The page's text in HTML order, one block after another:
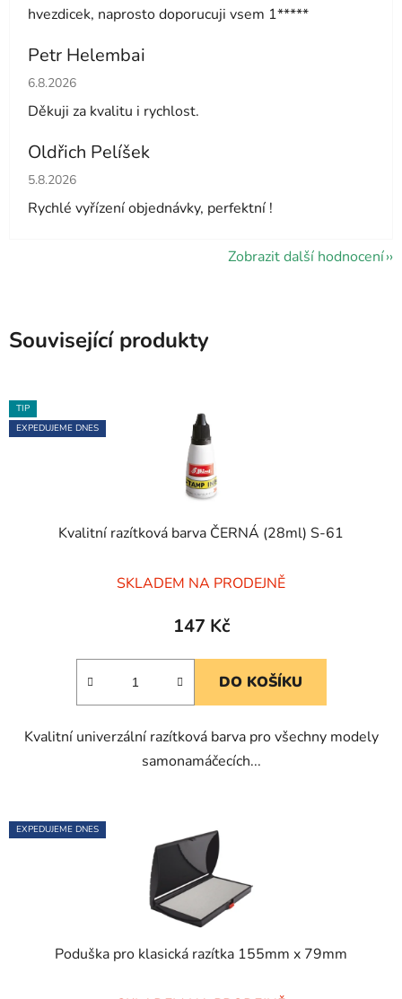
hvezdicek, naprosto doporucuji vsem 1*****
Petr Helembai
Hodnocení obchodu je 5 z 5 hvězdiček.
6.8.2026
Děkuji za kvalitu i rychlost.
Oldřich Pelíšek
Hodnocení obchodu je 5 z 5 hvězdiček.
5.8.2026
Rychlé vyřízení objednávky, perfektní !
Zobrazit další hodnocení
Související produkty
TIP
EXPEDUJEME DNES
Kvalitní razítková barva ČERNÁ (28ml) S-61
hodnocení
produktu
5,0
hvězdiček.
SKLADEM NA PRODEJNĚ
147 Kč
DO KOŠÍKU
Kvalitní univerzální razítková barva pro všechny modely
samonamáčecích...
EXPEDUJEME DNES
Poduška pro klasická razítka 155mm x 79mm